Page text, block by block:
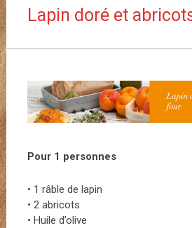
Lapin doré et
Pour 1 personnes
• 1 râble de lapin
• 2 abricots
• Huile d’olive